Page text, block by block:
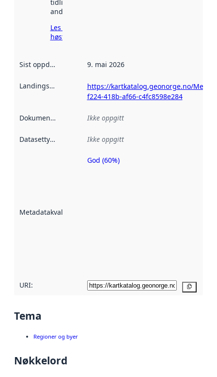
tidligere
andre steder.
Les mer om
høsting her
Sist oppdatert 9. mai 2026
Landingsside
https://kartkatalog.geonorge.no/
f224-418b-af66-c4fc8598e284
Dokumentasjon Ikke oppgitt
Datasettype Ikke oppgitt
Metadatakvalitet
Metadatakvalitet
God (60%)
URI:
Tema
Regioner og byer
Nøkkelord